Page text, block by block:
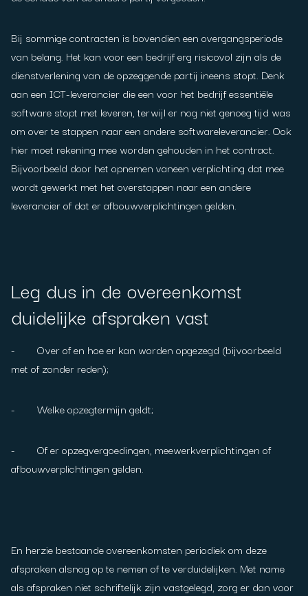
Bij sommige contracten is bovendien een overgangsperiode
van belang. Het kan voor een bedrijf erg risicovol zijn als de
dienstverlening van de opzeggende partij ineens stopt. Denk
aan een ICT-leverancier die een voor het bedrijf essentiële
software stopt met leveren, terwijl er nog niet genoeg tijd was
om over te stappen naar een andere softwareleverancier. Ook
hier moet rekening mee worden gehouden in het contract.
Bijvoorbeeld door het opnemen vaneen verplichting dat mee
wordt gewerkt met het overstappen naar een andere
leverancier of dat er afbouwverplichtingen gelden.
Leg dus in de overeenkomst
duidelijke afspraken vast
- Over of en hoe er kan worden opgezegd (bijvoorbeeld
met of zonder reden);
- Welke opzegtermijn geldt;
- Of er opzegvergoedingen, meewerkverplichtingen of
afbouwverplichtingen gelden.
En herzie bestaande overeenkomsten periodiek om deze
afspraken alsnog op te nemen of te verduidelijken. Met name
als afspraken niet schriftelijk zijn vastgelegd, zorg er dan voor